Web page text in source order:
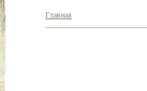
Главная